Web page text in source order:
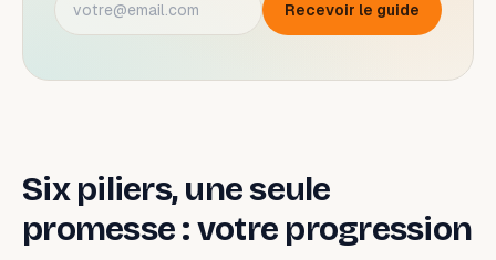
Recevoir le guide
Six piliers, une seule
promesse : votre progression